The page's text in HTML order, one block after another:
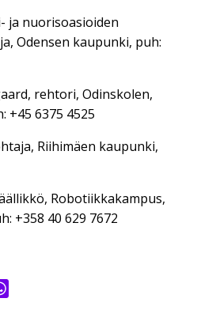
ja nuorisoasioiden
Odensen kaupunki, puh:
rehtori, Odinskolen,
+45 6375 4525
Riihimäen kaupunki,
Robotiikkakampus,
+358 40 629 7672
WhasAppissa